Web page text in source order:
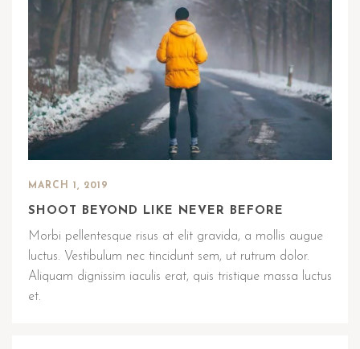
MARCH 1, 2019
SHOOT BEYOND LIKE NEVER BEFORE
Morbi pellentesque risus at elit gravida, a mollis augue
luctus. Vestibulum nec tincidunt sem, ut rutrum dolor.
Aliquam dignissim iaculis erat, quis tristique massa luctus
et.